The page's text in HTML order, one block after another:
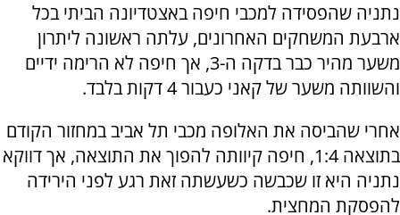
נתניה שהפסידה למכבי חיפה באצטדיונה הביתי בכל
ארבעת המשחקים האחרונים, עלתה ראשונה ליתרון
משער מהיר כבר בדקה ה-3, אך חיפה לא הרימה ידיים
והשוותה משער של קאני כעבור 4 דקות בלבד.
אחרי שהביסה את האלופה מכבי תל אביב במחזור הקודם
בתוצאה 1:4, חיפה קיוותה להפוך את התוצאה, אך דווקא
נתניה היא זו שכבשה כשעשתה זאת רגע לפני הירידה
להפסקת המחצית.